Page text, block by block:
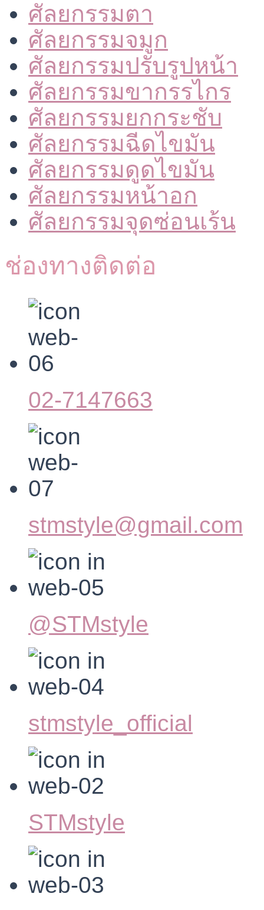
ศัลยกรรมตา
ศัลยกรรมจมูก
ศัลยกรรมปรับรูปหน้า
ศัลยกรรมขากรรไกร
ศัลยกรรมยกกระชับ
ศัลยกรรมฉีดไขมัน
ศัลยกรรมดูดไขมัน
ศัลยกรรมหน้าอก
ศัลยกรรมจุดซ่อนเร้น
ช่องทางติดต่อ
02-7147663
stmstyle@gmail.com
@STMstyle
stmstyle_official
STMstyle